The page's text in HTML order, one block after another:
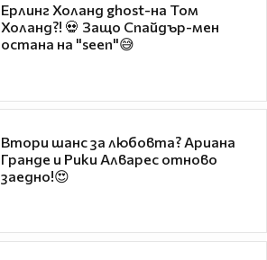
Ерлинг Холанд ghost-на Том
Холанд?! 💀 Защо Спайдър-мен
остана на "seen"😅
Втори шанс за любовта? Ариана
Гранде и Рики Алварес отново
заедно!😍